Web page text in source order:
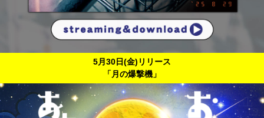
5月30日(金)リリース
「月の爆撃機」